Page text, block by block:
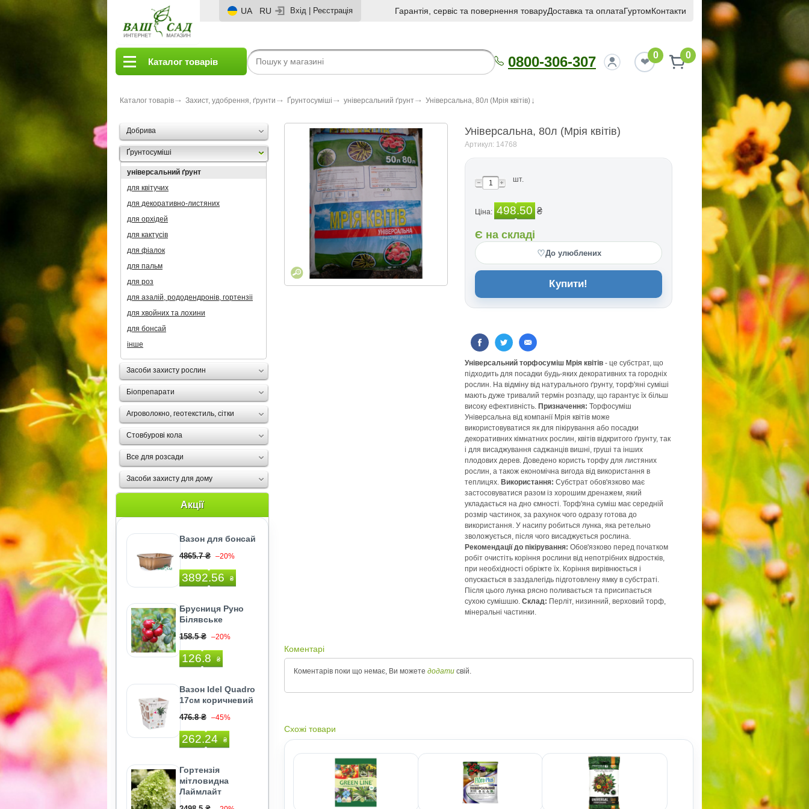
UA RU Вхід Реєстрація Гарантія, сервіс та повернення товаруДоставка та оплатаГуртомКонтакти
Каталог товарів 0800-306-307 0 0
Каталог товарів Захист, удобрення, ґрунти Ґрунтосуміші універсальний ґрунт Універсальна, 80л (Мрія квітів)
Добрива
Ґрунтосуміші
універсальний ґрунт
для квітучих
для декоративно-листяних
для орхідей
для кактусів
для фіалок
для пальм
для роз
для азалій, рододендронів, гортензii
для хвойних та лохини
для бонсай
інше
Засоби захисту рослин
Біопрепарати
Агроволокно, геотекстиль, сітки
Стовбурові кола
Все для розсади
Засоби захисту для дому
Акції
Вазон для бонсай
4865.7 ₴ –20%
3892.56 ₴
Брусниця Руно
Білявське
158.5 ₴ –20%
126.8 ₴
Вазон Idel Quadro
17см коричневий
476.8 ₴ –45%
262.24 ₴
Гортензія
мітловидна
Лаймлайт
Універсальна, 80л (Мрія квітів)
Артикул: 14768
шт.
Ціна: 498.50 ₴
Є на складі
♡До улюблених
Купити!
Універсальний торфосуміш Мрія квітів - це субстрат, що
підходить для посадки будь-яких декоративних та городніх
рослин. На відміну від натурального ґрунту, торф'яні суміші
мають дуже тривалий термін розпаду, що гарантує їх більш
високу ефективність. Призначення: Торфосуміш
Універсальна від компанії Мрія квітів може
використовуватися як для пікірування або посадки
декоративних кімнатних рослин, квітів відкритого ґрунту, так
і для висаджування саджанців вишні, груші та інших
плодових дерев. Доведено користь торфу для листяних
рослин, а також економічна вигода від використання в
теплицях. Використання: Субстрат обов'язково має
застосовуватися разом із хорошим дренажем, який
укладається на дно ємності. Торф'яна суміш має середній
розмір частинок, за рахунок чого одразу готова до
використання. У насипу робиться лунка, яка ретельно
зволожується, після чого висаджується рослина.
Рекомендації до пікірування: Обов'язково перед початком
робіт очистіть коріння рослини від непотрібних відростків,
при необхідності обріжте їх. Коріння вирівнюється і
опускається в заздалегідь підготовлену ямку в субстраті.
Після цього лунка рясно поливається та присипається
сухою сумішшю. Склад: Перліт, низинний, верховий торф,
мінеральні частинки.
Коментарі
Коментарів поки що немає, Ви можете додати свій.
Схожі товари